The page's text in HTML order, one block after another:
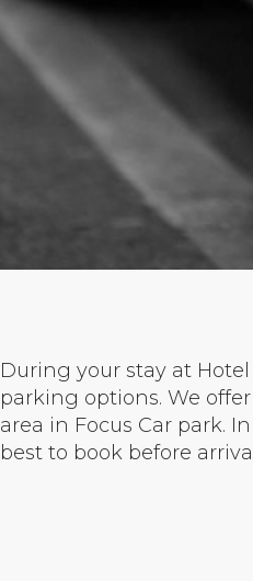
During your stay at
parking options. We
area in Focus Car park.
best to book before